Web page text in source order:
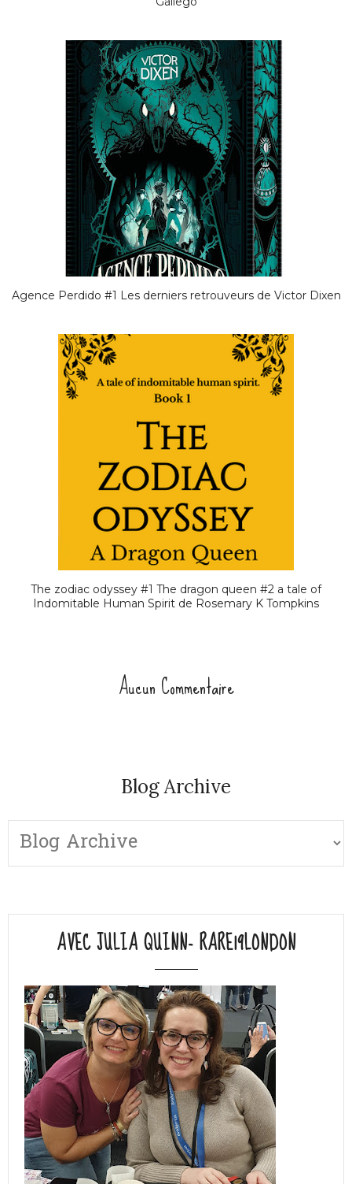
Agence Perdido #1 Les derniers retrouveurs de Victor Dixen
The zodiac odyssey #1 The dragon queen #2 a tale of
Indomitable Human Spirit de Rosemary K Tompkins
Aucun Commentaire
Blog Archive
AVEC JULIA QUINN- RARE19LONDON